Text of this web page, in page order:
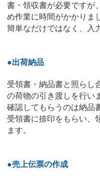
書・領収書が必要ですが
め作業に時間がかかりま
簡単なだけではなく、入
●出荷納品
受領書・納品書と照らし
の荷物の引き渡しを行い
確認してもらうのは納品
受領書に捺印をもらい、
ます。
●売上伝票の作成